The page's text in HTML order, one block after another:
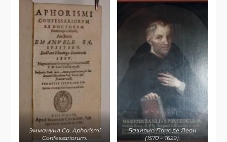
Эммануил Са. Aphorismi
Confessariorum.
Базилио Понс де Леон
(1570 – 1629).